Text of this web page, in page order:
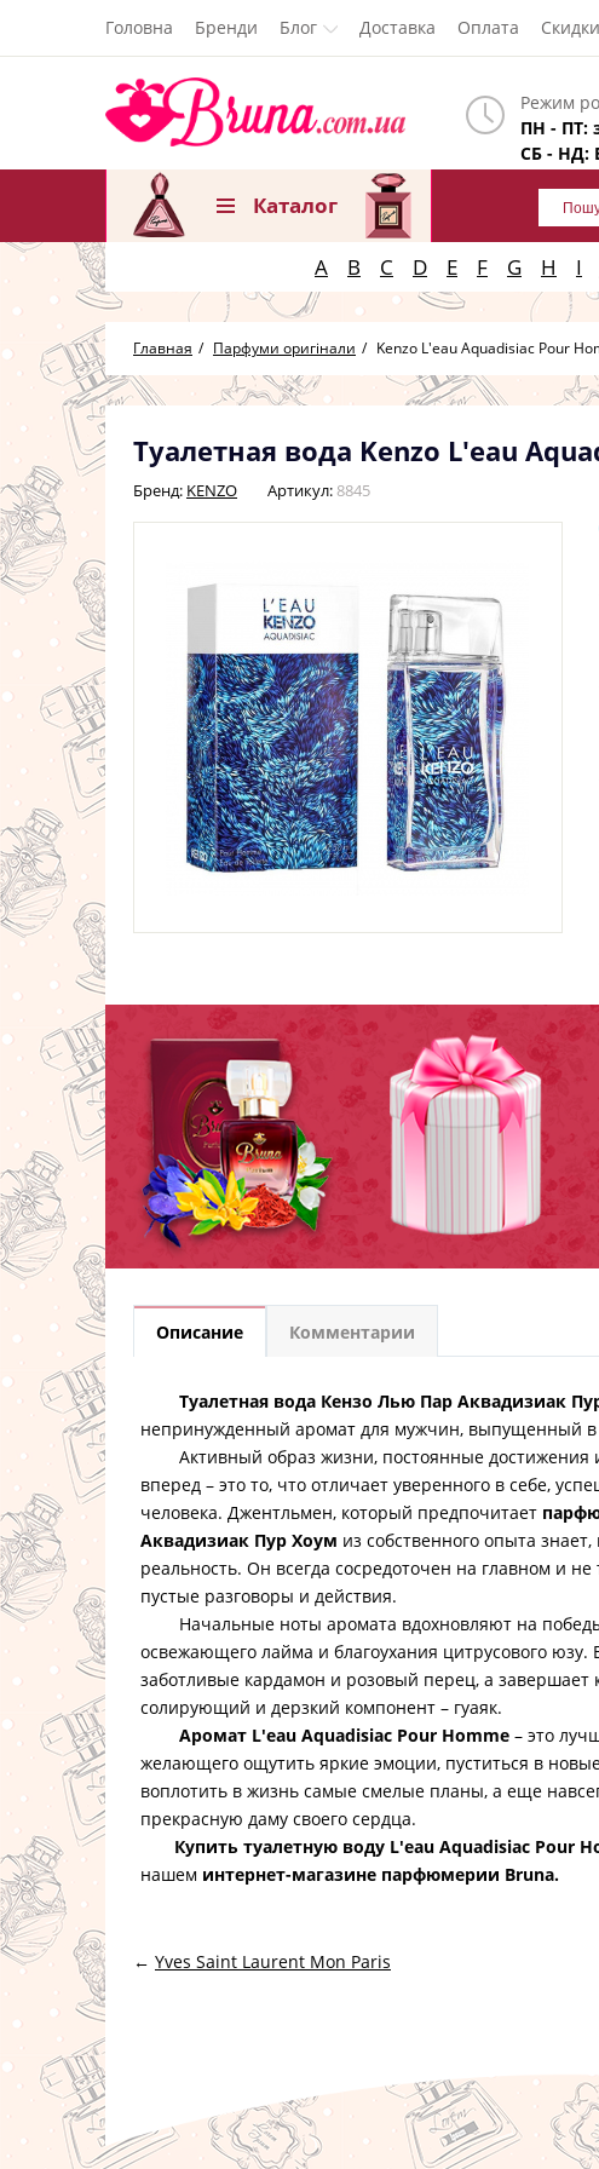
Головна Бренди Блог Доставка Оплата Скидки
Режим
ПН - ПТ:
СБ - НД:
Каталог
A B C D E F G H I
Главная Парфуми оригінали Kenzo L'eau Aquadisiac Pour
Туалетная вода Kenzo L'eau
Бренд: KENZO Артикул:8845
Описание Комментарии
Туалетная вода Кензо Лью Пар Аквадизиак
непринужденный аромат для мужчин, выпущенный в
Активный образ жизни, постоянные достижения
вперед – это то, что отличает уверенного в себе,
человека. Джентльмен, который предпочитает
Аквадизиак Пур Хоум из собственного опыта
реальность. Он всегда сосредоточен на главном и
пустые разговоры и действия.
Начальные ноты аромата вдохновляют на
освежающего лайма и благоухания цитрусового юзу.
заботливые кардамон и розовый перец, а завершает
солирующий и дерзкий компонент – гуаяк.
Аромат L'eau Aquadisiac Pour Homme – это
желающего ощутить яркие эмоции, пуститься в
воплотить в жизнь самые смелые планы, а еще
прекрасную даму своего сердца.
Купить туалетную воду L'eau Aquadisiac Pour
нашем интернет-магазине парфюмерии Bruna.
← Yves Saint Laurent Mon Paris